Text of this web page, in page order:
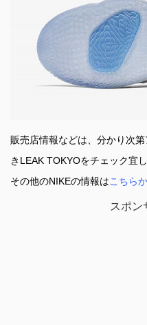
販売店情報などは、分かり次
きLEAK TOKYOをチェック宜
その他のNIKEの情報はこちら
スポン